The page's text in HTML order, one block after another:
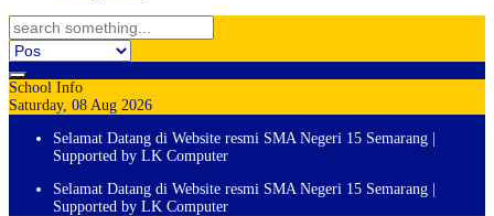
School Info
Saturday, 08 Aug 2026
Selamat Datang di Website resmi SMA Negeri 15 Semarang |
Supported by LK Computer
Selamat Datang di Website resmi SMA Negeri 15 Semarang |
Supported by LK Computer